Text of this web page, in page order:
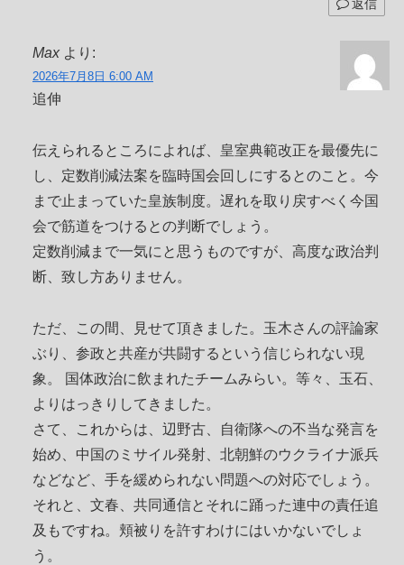
返信
Max より:
2026年7月8日 6:00 AM
追伸
伝えられるところによれば、皇室典範改正を最優先に
し、定数削減法案を臨時国会回しにするとのこと。今
まで止まっていた皇族制度。遅れを取り戻すべく今国
会で筋道をつけるとの判断でしょう。
定数削減まで一気にと思うものですが、高度な政治判
断、致し方ありません。
ただ、この間、見せて頂きました。玉木さんの評論家
ぶり、参政と共産が共闘するという信じられない現
象。 国体政治に飲まれたチームみらい。等々、玉石、
よりはっきりしてきました。
さて、これからは、辺野古、自衛隊への不当な発言を
始め、中国のミサイル発射、北朝鮮のウクライナ派兵
などなど、手を緩められない問題への対応でしょう。
それと、文春、共同通信とそれに踊った連中の責任追
及もですね。頬被りを許すわけにはいかないでしょ
う。